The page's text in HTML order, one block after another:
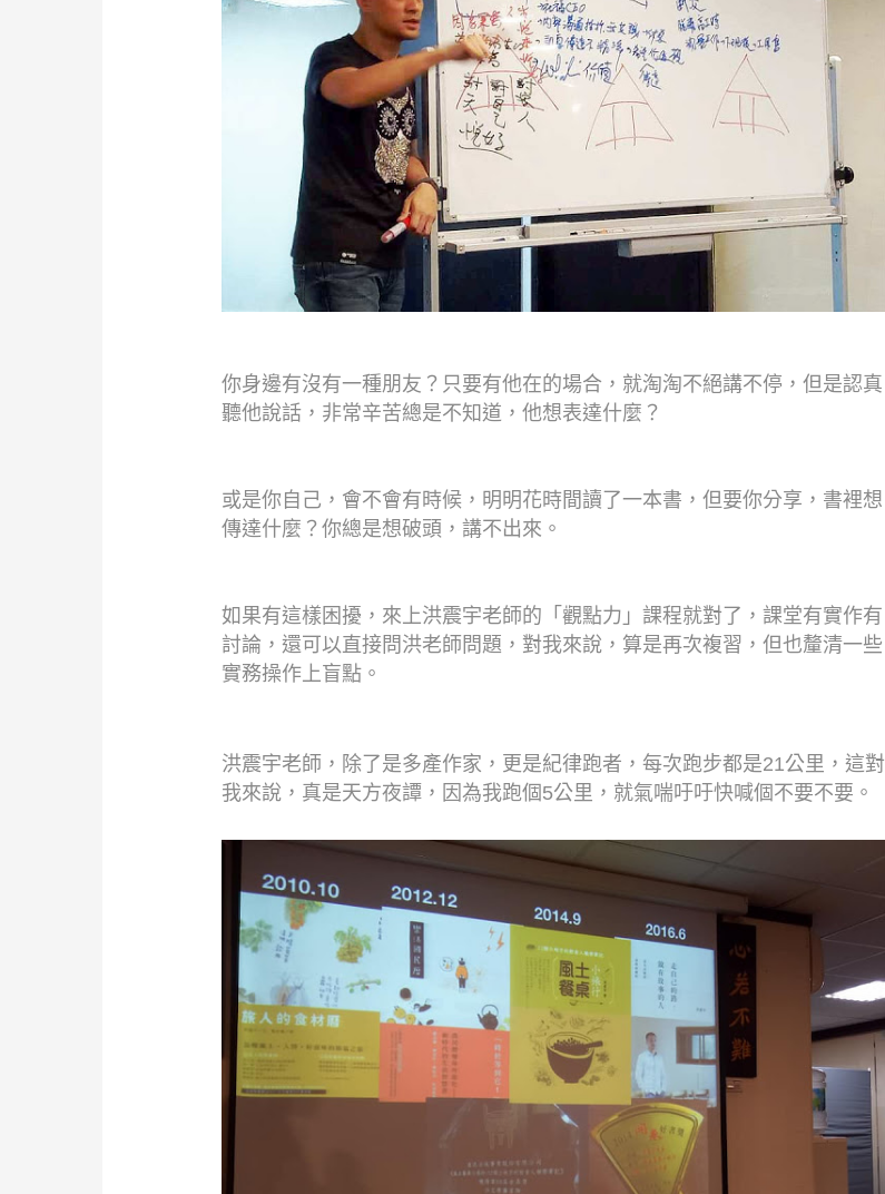
你身邊有沒有一種朋友？只要有他在的場合，就淘淘不絕講不停，但是認真
聽他說話，非常辛苦總是不知道，他想表達什麼？
或是你自己，會不會有時候，明明花時間讀了一本書，但要你分享，書裡想
傳達什麼？你總是想破頭，講不出來。
如果有這樣困擾，來上洪震宇老師的「觀點力」課程就對了，課堂有實作有
討論，還可以直接問洪老師問題，對我來說，算是再次複習，但也釐清一些
實務操作上盲點。
洪震宇老師，除了是多產作家，更是紀律跑者，每次跑步都是21公里，這對
我來說，真是天方夜譚，因為我跑個5公里，就氣喘吁吁快喊個不要不要。